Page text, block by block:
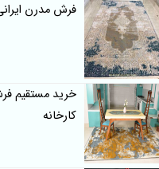
فرش مدرن
کارخانه